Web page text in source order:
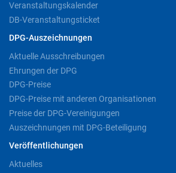
Veranstaltungskalender
DB-Veranstaltungsticket
DPG-Auszeichnungen
Aktuelle Ausschreibungen
Ehrungen der DPG
DPG-Preise
DPG-Preise mit anderen Organisationen
Preise der DPG-Vereinigungen
Auszeichnungen mit DPG-Beteiligung
Veröffentlichungen
Aktuelles